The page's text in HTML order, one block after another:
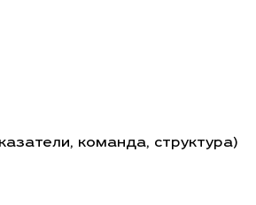
команда, структура)